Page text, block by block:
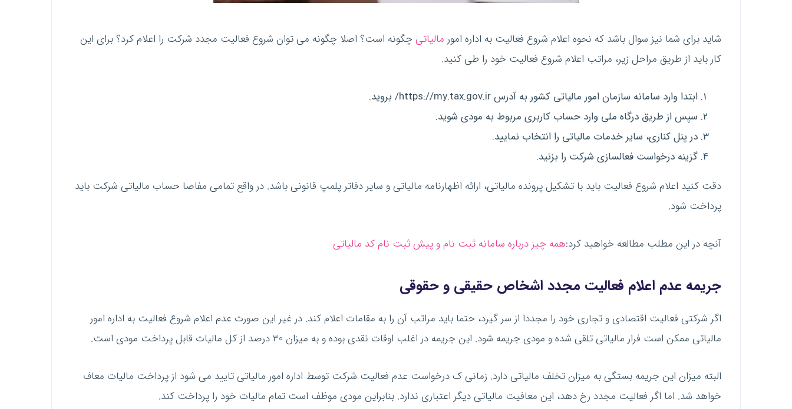
شاید برای شما نیز سوال باشد که نحوه اعلام شروع فعالیت به اداره امور مالیاتی چگونه است؟ اصلا چگونه می توان شروع فعالیت مجدد شرکت را اعلام کرد؟ برای این
کار باید از طریق مراحل زیر، مراتب اعلام شروع فعالیت خود را طی کنید.
ابتدا وارد سامانه سازمان امور مالیاتی کشور به آدرس https://my.tax.gov.ir/ بروید.
سپس از طریق درگاه ملی وارد حساب کاربری مربوط به مودی شوید.
در پنل کناری، سایر خدمات مالیاتی را انتخاب نمایید.
گزینه درخواست فعالسازی شرکت را بزنید.
دقت کنید اعلام شروع فعالیت باید با تشکیل پرونده مالیاتی، ارائه اظهارنامه مالیاتی و سایر دفاتر پلمپ قانونی باشد. در واقع تمامی مفاصا حساب مالیاتی شرکت باید
پرداخت شود.
آنچه در این مطلب مطالعه خواهید کرد:همه چیز درباره سامانه ثبت نام و پیش ثبت نام کد مالیاتی
جریمه عدم اعلام فعالیت مجدد اشخاص حقیقی و حقوقی
اگر شرکتی فعالیت اقتصادی و تجاری خود را مجددا از سر گیرد، حتما باید مراتب آن را به مقامات اعلام کند. در غیر این صورت عدم اعلام شروع فعالیت به اداره امور
مالیاتی ممکن است فرار مالیاتی تلقی شده و مودی جریمه شود. این جریمه در اغلب اوقات نقدی بوده و به میزان 30 درصد از کل مالیات قابل پرداخت مودی است.
البته میزان این جریمه بستگی به میزان تخلف مالیاتی دارد. زمانی ک درخواست عدم فعالیت شرکت توسط اداره امور مالیاتی تایید می شود از پرداخت مالیات معاف
خواهد شد. اما اگر فعالیت مجدد رخ دهد، این معافیت مالیاتی دیگر اعتباری ندارد. بنابراین مودی موظف است تمام مالیات خود را پرداخت کند.